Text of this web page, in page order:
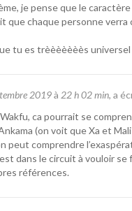
je pense que le caractère
que chaque personne verra
tu es trèèèèèèès universel
2019à 22 h 02 min, a
ca pourrait se
(on voit que Xa et
peut comprendre
dans le circuit à vouloir se
références.